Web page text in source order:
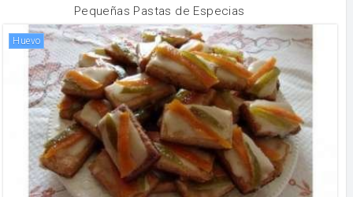
Pequeñas Pastas de Especias
huevo